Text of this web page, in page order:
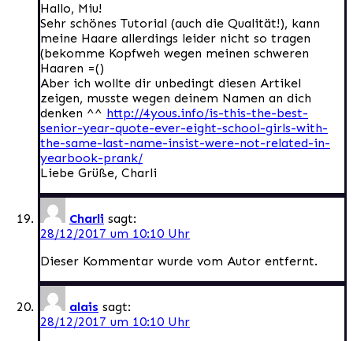
Hallo, Miu!
Sehr schönes Tutorial (auch die Qualität!), kann
meine Haare allerdings leider nicht so tragen
(bekomme Kopfweh wegen meinen schweren
Haaren =()
Aber ich wollte dir unbedingt diesen Artikel
zeigen, musste wegen deinem Namen an dich
denken ^^ http://4yous.info/is-this-the-best-
senior-year-quote-ever-eight-school-girls-with-
the-same-last-name-insist-were-not-related-in-
yearbook-prank/
Liebe Grüße, Charli
Charli sagt:
28/12/2017 um 10:10 Uhr
Dieser Kommentar wurde vom Autor entfernt.
alais sagt:
28/12/2017 um 10:10 Uhr